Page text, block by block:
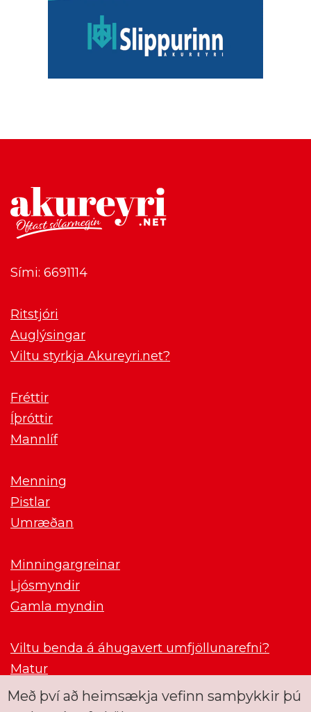
Sími: 6691114
Ritstjóri
Auglýsingar
Viltu styrkja Akureyri.net?
Fréttir
Íþróttir
Mannlíf
Menning
Pistlar
Umræðan
Minningargreinar
Ljósmyndir
Gamla myndin
Viltu benda á áhugavert umfjöllunarefni?
Matur
Með því að heimsækja vefinn samþykkir þú